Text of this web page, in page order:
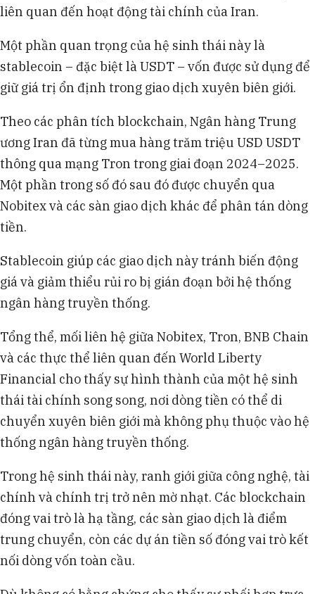
liên quan đến hoạt động tài chính của Iran.
Một phần quan trọng của hệ sinh thái này là
stablecoin – đặc biệt là USDT – vốn được sử dụng để
giữ giá trị ổn định trong giao dịch xuyên biên giới.
Theo các phân tích blockchain, Ngân hàng Trung
ương Iran đã từng mua hàng trăm triệu USD USDT
thông qua mạng Tron trong giai đoạn 2024–2025.
Một phần trong số đó sau đó được chuyển qua
Nobitex và các sàn giao dịch khác để phân tán dòng
tiền.
Stablecoin giúp các giao dịch này tránh biến động
giá và giảm thiểu rủi ro bị gián đoạn bởi hệ thống
ngân hàng truyền thống.
Tổng thể, mối liên hệ giữa Nobitex, Tron, BNB Chain
và các thực thể liên quan đến World Liberty
Financial cho thấy sự hình thành của một hệ sinh
thái tài chính song song, nơi dòng tiền có thể di
chuyển xuyên biên giới mà không phụ thuộc vào hệ
thống ngân hàng truyền thống.
Trong hệ sinh thái này, ranh giới giữa công nghệ, tài
chính và chính trị trở nên mờ nhạt. Các blockchain
đóng vai trò là hạ tầng, các sàn giao dịch là điểm
trung chuyển, còn các dự án tiền số đóng vai trò kết
nối dòng vốn toàn cầu.